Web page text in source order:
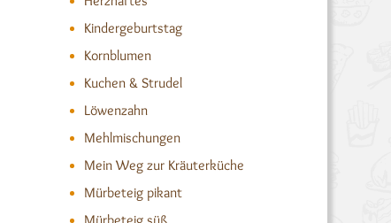
Kindergeburtstag
Kornblumen
Kuchen & Strudel
Löwenzahn
Mehlmischungen
Mein Weg zur Kräuterküche
Mürbeteig pikant